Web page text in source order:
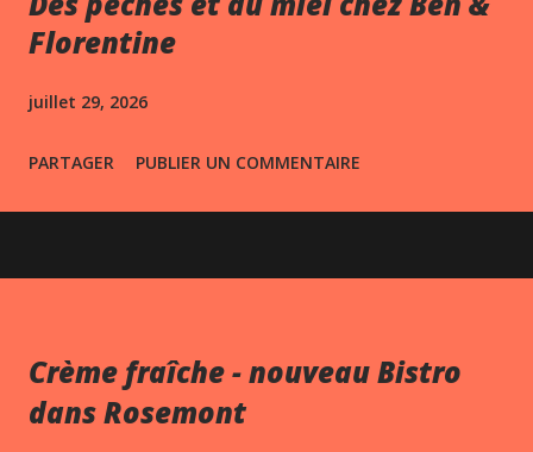
Florentine
juillet 29, 2026
PARTAGER PUBLIER UN COMMENTAIRE
Crème fraîche - nouveau Bistro
dans Rosemont